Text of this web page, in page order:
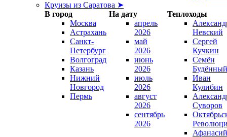
Круизы из Саратова ➤
В город
На дату
Теплоходы
Москва
Астрахань
Санкт-
Петербург
Волгоград
Казань
Нижний
Новгород
Пермь
апрель
2026
май
2026
июнь
2026
июль
2026
август
2026
сентябрь
2026
Невский
Сергей
Кучкин
Семён
Будённый
Иван
Кулибин
Суворов
Афанасий